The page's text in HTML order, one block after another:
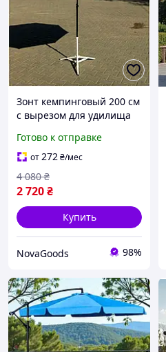
Зонт кемпинговый 200 см
с вырезом для удилища
вентиляция Oxford синий
GN-4735
Готово к отправке
от272₴/мес
2 720₴
4 080 ₴
Купить
NovaGoods 98%